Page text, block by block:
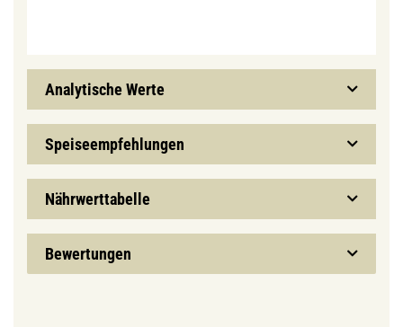
Analytische Werte
Speiseempfehlungen
Nährwerttabelle
Bewertungen